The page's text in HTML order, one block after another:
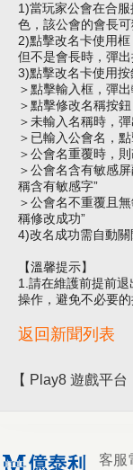
1)當玩家公會在合
色，該公會的會長
2)點擊改名卡使用
但不是會長時，彈
3)點擊改名卡使用
＞點擊輸入框，彈
＞點擊修改名稱按鈕
＞未輸入名稱時，
＞已輸入公會名，
＞公會名重覆時，
＞公會名含有敏感
稱含有敏感字”
＞公會名不重覆且
稱修改成功”
4)改名成功需自動
【溫馨提示】
1.請在維護前提前
操作，避免不必要
返回新聞列表
【 Play8 遊戲平